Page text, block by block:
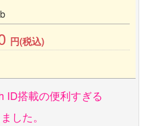
円(税込)
ID搭載の便利すぎる
した。